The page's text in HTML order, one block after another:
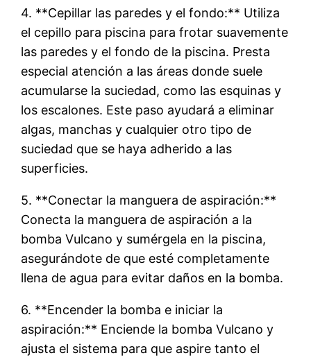
4. **Cepillar las paredes y el fondo:** Utiliza
el cepillo para piscina para frotar suavemente
las paredes y el fondo de la piscina. Presta
especial atención a las áreas donde suele
acumularse la suciedad, como las esquinas y
los escalones. Este paso ayudará a eliminar
algas, manchas y cualquier otro tipo de
suciedad que se haya adherido a las
superficies.
5. **Conectar la manguera de aspiración:**
Conecta la manguera de aspiración a la
bomba Vulcano y sumérgela en la piscina,
asegurándote de que esté completamente
llena de agua para evitar daños en la bomba.
6. **Encender la bomba e iniciar la
aspiración:** Enciende la bomba Vulcano y
ajusta el sistema para que aspire tanto el